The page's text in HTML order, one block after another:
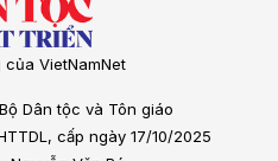
VietNamNet
Dân tộc và Tôn giáo
cấp ngày 17/10/2025